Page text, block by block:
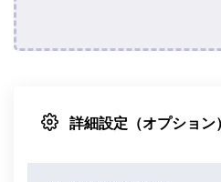
詳細設定（オプション）